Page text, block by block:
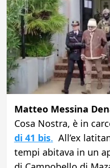
Matteo Messina
Cosa Nostra, è in
di 41 bis. All’ex
tempi abitava in un